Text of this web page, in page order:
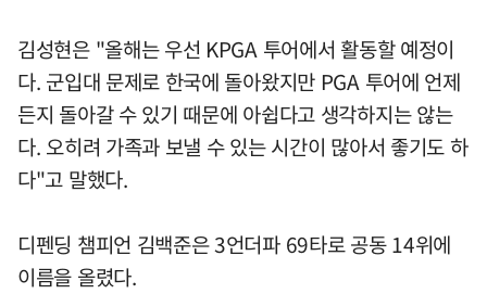
김성현은 "올해는 우선 KPGA 투어에서 활동할 예정이
다. 군입대 문제로 한국에 돌아왔지만 PGA 투어에 언제
든지 돌아갈 수 있기 때문에 아쉽다고 생각하지는 않는
다. 오히려 가족과 보낼 수 있는 시간이 많아서 좋기도 하
다"고 말했다.
디펜딩 챔피언 김백준은 3언더파 69타로 공동 14위에
이름을 올렸다.